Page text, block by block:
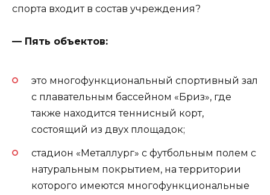
спорта входит в состав учреждения?
— Пять объектов:
это многофункциональный спортивный зал
с плавательным бассейном «Бриз», где
также находится теннисный корт,
состоящий из двух площадок;
стадион «Металлург» с футбольным полем с
натуральным покрытием, на территории
которого имеются многофункциональные